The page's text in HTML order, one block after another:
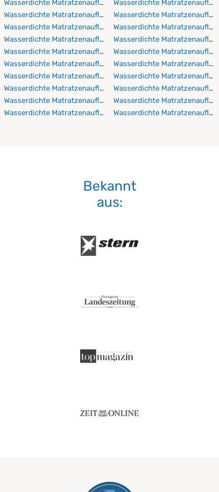
Wasserdichte Matratzenauflagen 110x190 cm
Wasserdichte Matratzenauflagen 110x200 cm
Wasserdichte Matratzenauflagen 110x210 cm
Wasserdichte Matratzenauflagen 110x220 cm
Wasserdichte Matratzenauflagen 120x190 cm
Wasserdichte Matratzenauflagen 120x200 cm
Wasserdichte Matratzenauflagen 120x210 cm
Wasserdichte Matratzenauflagen 120x220 cm
Wasserdichte Matratzenauflagen 130x190 cm
Wasserdichte Matratzenauflagen 130x200 cm
Wasserdichte
Wasserdichte
Wasserdichte
Wasserdichte
Wasserdichte
Wasserdichte
Wasserdichte
Wasserdichte
Wasserdichte
Wasserdichte
Bekannt
aus: